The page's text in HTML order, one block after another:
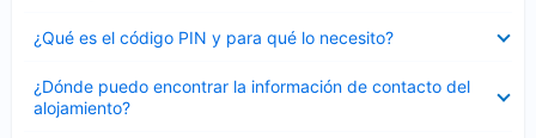
¿Qué es el código PIN y para qué lo necesito?
cerrado
¿Dónde puedo encontrar la información de contacto del
alojamiento?
cerrado